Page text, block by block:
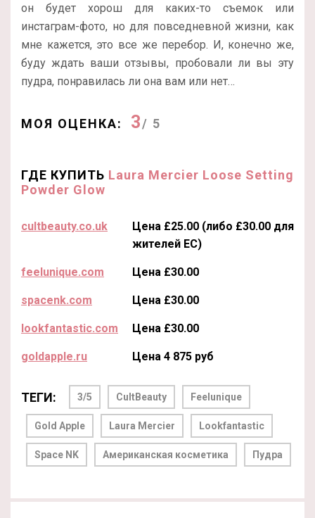
он будет хорош для каких-то съемок или
инстаграм-фото, но для повседневной жизни, как
мне кажется, это все же перебор. И, конечно же,
буду ждать ваши отзывы, пробовали ли вы эту
пудра, понравилась ли она вам или нет…
МОЯ ОЦЕНКА: 3/ 5
ГДЕ КУПИТЬ Laura Mercier Loose Setting
Powder Glow
cultbeauty.co.uk
Цена £25.00 (либо £30.00 для
жителей ЕС)
feelunique.com Цена £30.00
spacenk.com Цена £30.00
lookfantastic.com Цена £30.00
goldapple.ru Цена 4 875 руб
ТЕГИ: 3/5 CultBeauty Feelunique
Gold Apple Laura Mercier Lookfantastic
Space NK Американская косметика Пудра